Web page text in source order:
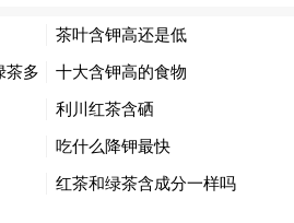
易所创业板股票上市规
司股票自2025年3月25日
警示，股票简称由“朗源股
。